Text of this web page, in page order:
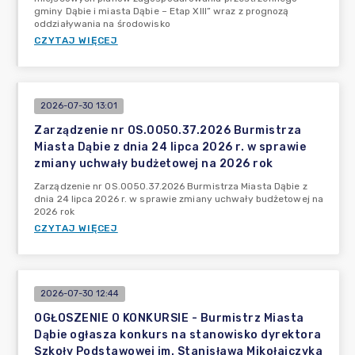
gminy Dąbie i miasta Dąbie – Etap XIII” wraz z prognozą
oddziaływania na środowisko
CZYTAJ WIĘCEJ
2026-07-30 13:01
Zarządzenie nr OS.0050.37.2026 Burmistrza
Miasta Dąbie z dnia 24 lipca 2026 r. w sprawie
zmiany uchwały budżetowej na 2026 rok
Zarządzenie nr OS.0050.37.2026 Burmistrza Miasta Dąbie z
dnia 24 lipca 2026 r. w sprawie zmiany uchwały budżetowej na
2026 rok
CZYTAJ WIĘCEJ
2026-07-30 12:44
OGŁOSZENIE O KONKURSIE - Burmistrz Miasta
Dąbie ogłasza konkurs na stanowisko dyrektora
Szkoły Podstawowej im. Stanisława Mikołajczyka